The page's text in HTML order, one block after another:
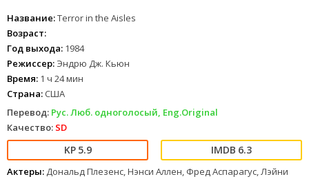
Название:Terror in the Aisles
Возраст:
Год выхода: 1984
Режиссер: Эндрю Дж. Кьюн
Время: 1 ч 24 мин
Страна: США
Перевод: Рус. Люб. одноголосый, Eng.Original
Качество: SD
5.9 6.3
Актеры: Дональд Плезенс, Нэнси Аллен, Фред Аспарагус, Лэйни